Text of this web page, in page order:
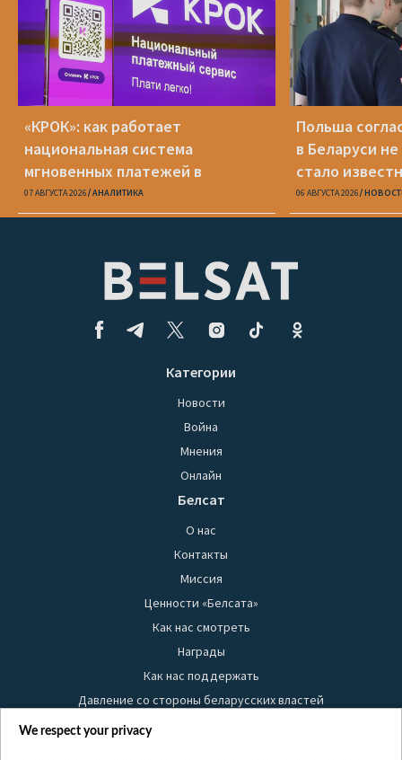
«КРОК»: как работает
национальная система
мгновенных платежей в
Беларуси
07 АВГУСТА 2026 АНАЛИТИКА
Польша
в Беларуси
стало
06 АВГУСТА 2026
Категории
Новости
Война
Мнения
Онлайн
Белсат
О нас
Контакты
Миссия
Ценности «Белсата»
Как нас смотреть
Награды
Как нас поддержать
Давление со стороны беларусских властей
Правила использования материалов
We respect your privacy